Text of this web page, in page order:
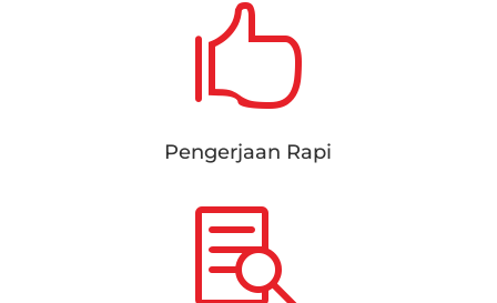

Pengerjaan Rapi
